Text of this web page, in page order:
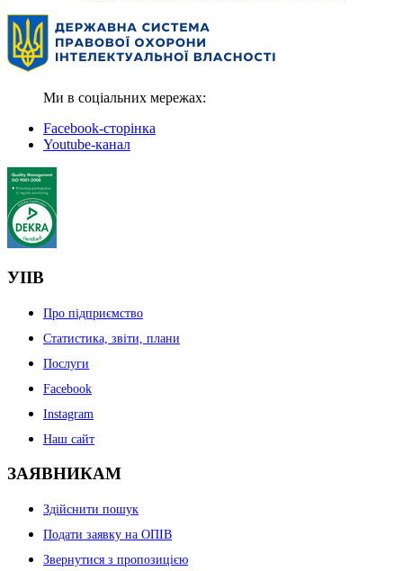
Ми в соціальних мережах:
Facebook-сторінка
Youtube-канал
УІІВ
Про підприємство
Статистика, звіти, плани
Послуги
Facebook
Instagram
Наш сайт
ЗАЯВНИКАМ
Здійснити пошук
Подати заявку на ОПІВ
Звернутися з пропозицією